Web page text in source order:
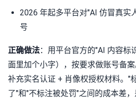
2026 年起多平台对"AI 仿冒真
号
正确做法：用平台官方的"AI 内容标
面里加个小字），按要求做账号备
补充实名认证 + 肖像权授权材料。"
了"和"不标注被处罚"之间的成本差